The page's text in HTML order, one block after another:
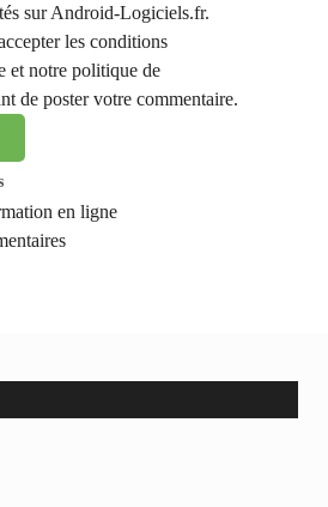
sur Android-Logiciels.fr.
les conditions
et notre politique de
de poster votre commentaire.
en ligne